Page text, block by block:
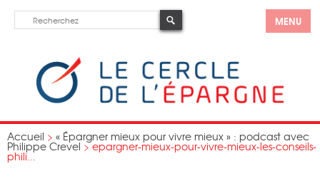
MENU
Accueil > « Épargner mieux pour vivre mieux » : podcast avec
Philippe Crevel >epargner-mieux-pour-vivre-mieux-les-conseils-
phili...